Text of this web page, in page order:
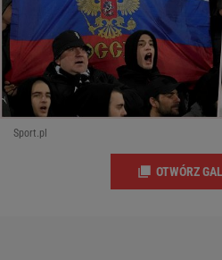
Sport.pl
OTWÓRZ